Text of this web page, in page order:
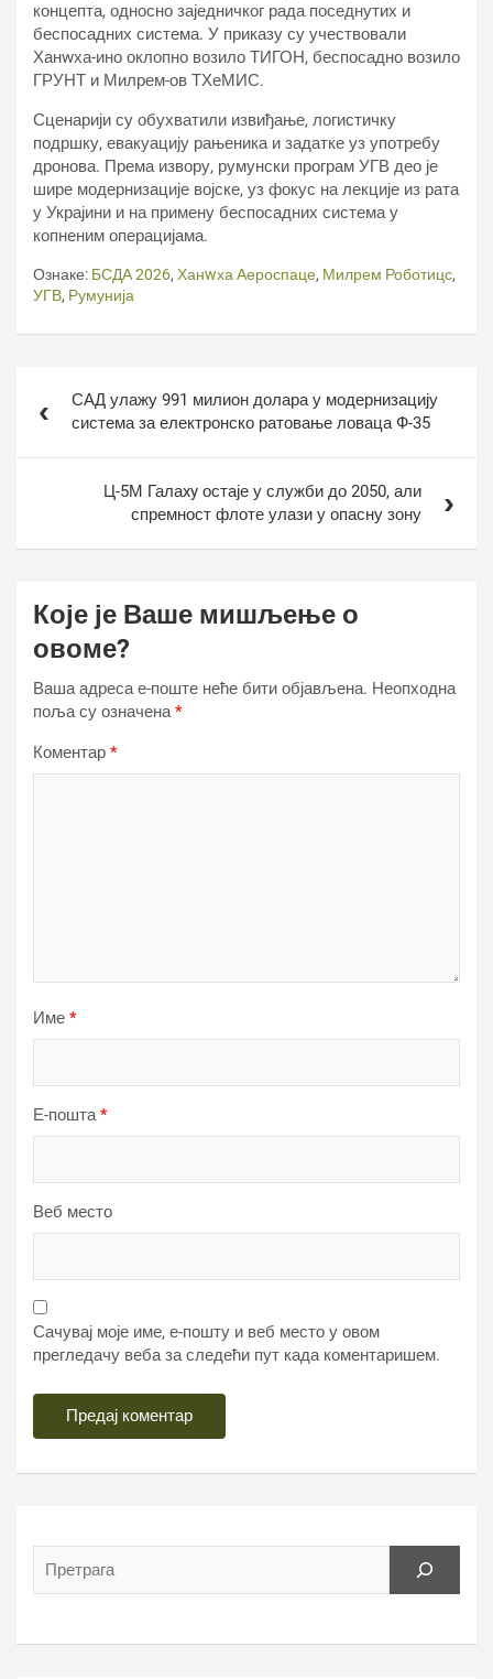
концепта, односно заједничког рада поседнутих и
беспосадних система. У приказу су учествовали
Ханwха-ино оклопно возило ТИГОН, беспосадно возило
ГРУНТ и Милрем-ов ТХеМИС.
Сценарији су обухватили извиђање, логистичку
подршку, евакуацију рањеника и задатке уз употребу
дронова. Према извору, румунски програм УГВ део је
шире модернизације војске, уз фокус на лекције из рата
у Украјини и на примену беспосадних система у
копненим операцијама.
Ознаке: БСДА 2026, Ханwха Аероспаце, Милрем Роботицс,
УГВ, Румунија
чланкаСАД улажу 991 милион долара у модернизацију
система за електронско ратовање ловаца Ф-35
Ц-5М Галаxy остаје у служби до 2050, али
спремност флоте улази у опасну зону
Које је Ваше мишљење о
овоме?
Ваша адреса е-поште неће бити објављена. Неопходна
поља су означена*
Коментар *
Име *
Е-пошта*
Веб место
Сачувај моје име, е-пошту и веб место у овом
прегледачу веба за следећи пут када коментаришем.